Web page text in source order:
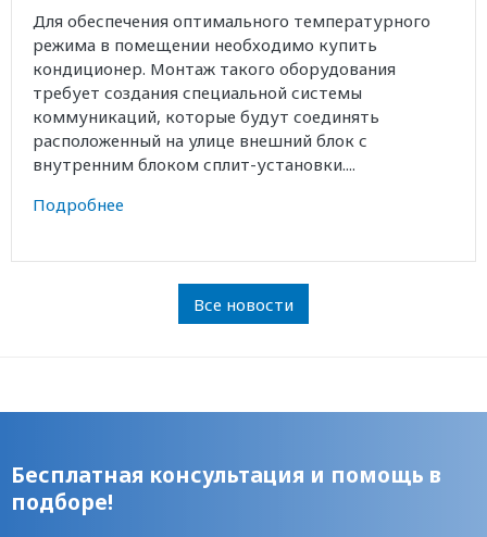
Для обеспечения оптимального температурного
режима в помещении необходимо купить
кондиционер. Монтаж такого оборудования
требует создания специальной системы
коммуникаций, которые будут соединять
расположенный на улице внешний блок с
внутренним блоком сплит-установки....
Подробнее
Все новости
Бесплатная консультация и помощь в
подборе!